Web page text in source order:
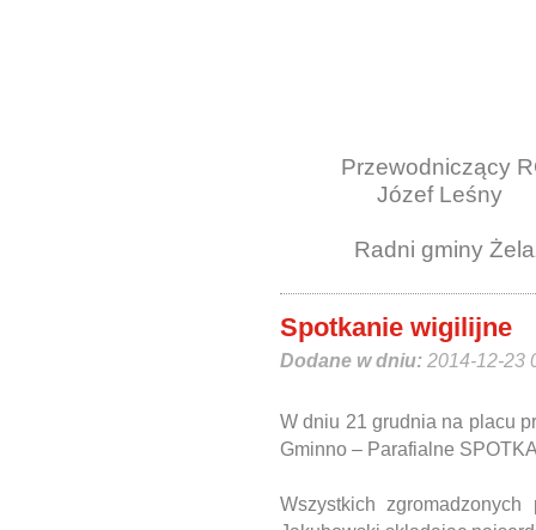
Józef
Radni gminy
Spotkanie wigilijne
Dodane w dniu: 2014-12-23
W dniu 21 grudnia na placu
Gminno – Parafialne
Wszystkich